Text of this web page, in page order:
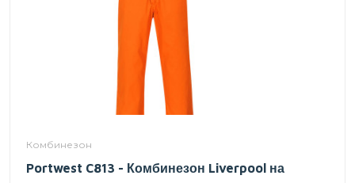
Комбинезон
Portwest C813 - Комбинезон Liverpool на